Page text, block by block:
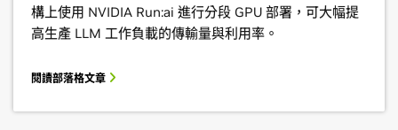
構上使用 NVIDIA Run:ai 進行分段 GPU 部署，可大幅提
高生產 LLM 工作負載的傳輸量與利用率。
閱讀部落格文章